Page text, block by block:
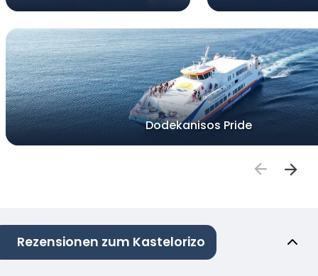
Dodekanisos Pride
Rezensionen zum Kastelorizo